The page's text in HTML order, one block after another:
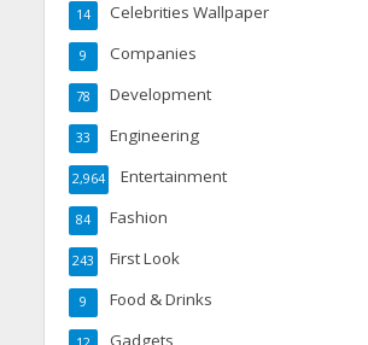
Celebrities Wallpaper
14
Companies
9
Development
78
Engineering
33
Entertainment
2,964
Fashion
84
First Look
243
Food & Drinks
9